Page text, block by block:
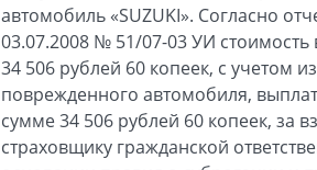
автомобиль «SUZUKI». Согласно
03.07.2008 № 51/07-03 УИ стоимость
34 506 рублей 60 копеек, с учетом
поврежденного автомобиля,
сумме 34 506 рублей 60 копеек, за
страховщику гражданской